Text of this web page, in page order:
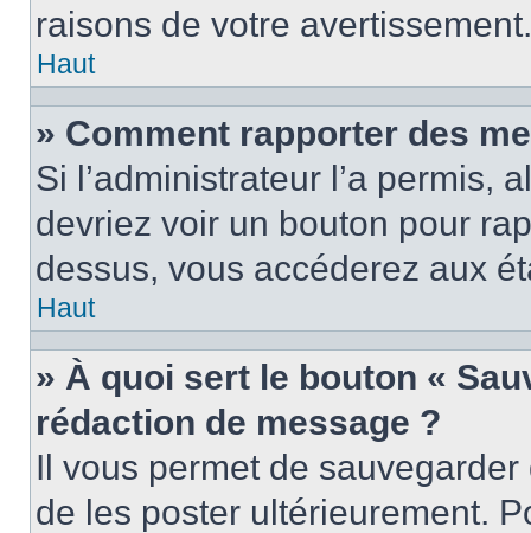
raisons de votre avertissement.
Haut
» Comment rapporter des
Si l’administrateur l’a permis,
devriez voir un bouton pour
dessus, vous accéderez aux
Haut
» À quoi sert le bouton «
rédaction de message ?
Il vous permet de
de les poster ultérieurement.